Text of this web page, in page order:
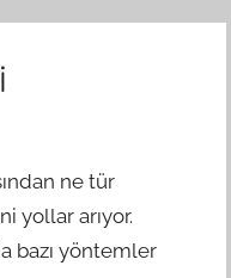
ne tür
yollar arıyor.
bazı yöntemler